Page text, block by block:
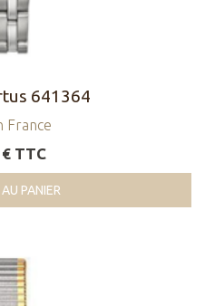
641364
France
TTC
PANIER